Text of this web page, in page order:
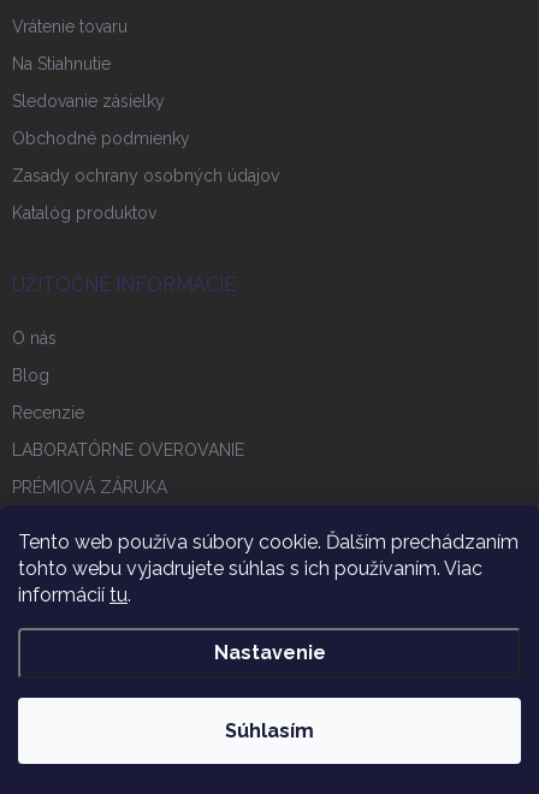
Tento web používa súbory cookie. Ďalším prechádzaním
tohto webu vyjadrujete súhlas s ich používaním. Viac
informácií tu.
Nastavenie
Súhlasím
Vrátenie tovaru
Na Stiahnutie
Sledovanie zásielky
Obchodné podmienky
Zasady ochrany osobných údajov
Katalóg produktov
UŽITOČNÉ INFORMÁCIE
O nás
Blog
Recenzie
LABORATÓRNE OVEROVANIE
PRÉMIOVÁ ZÁRUKA
CHUTE DRAHOKAMOVEJ VODY
Najčastejšie otázky (FAQ)
Pite tu najlepšiu vodu
B2B obchodná spolupráca